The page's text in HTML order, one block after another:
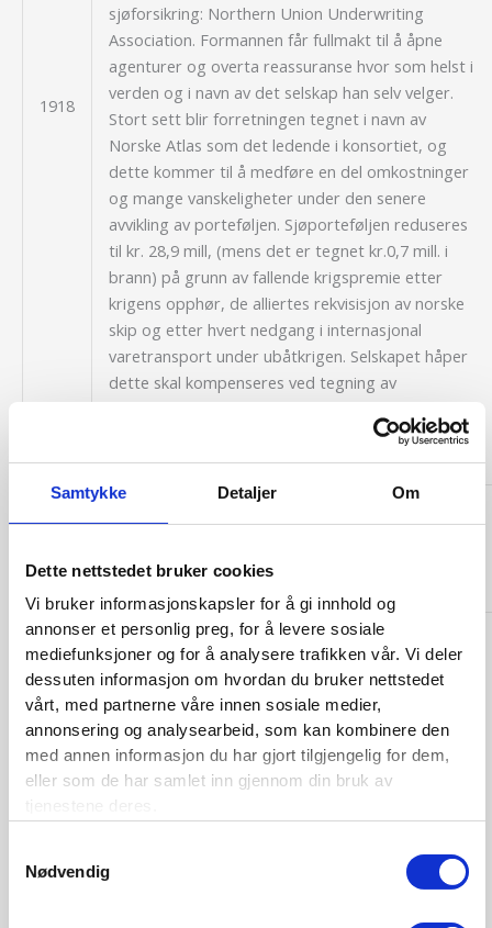
Samtykke Detaljer Om
Dette nettstedet bruker cookies
Vi bruker informasjonskapsler for å gi innhold og
annonser et personlig preg, for å levere sosiale
mediefunksjoner og for å analysere trafikken vår. Vi deler
dessuten informasjon om hvordan du bruker nettstedet
vårt, med partnerne våre innen sosiale medier,
annonsering og analysearbeid, som kan kombinere den
med annen informasjon du har gjort tilgjengelig for dem,
eller som de har samlet inn gjennom din bruk av
tjenestene deres.
Nødvendig
1918
sjøforsikring: Northern Union Underwriting
Association. Formannen får fullmakt til å åpne
agenturer og overta reassu­ranse hvor som helst i
verden og i navn av det selskap han selv velger.
Stort sett blir forretningen tegnet i navn av
Norske Atlas som det ledende i konsortiet, og
dette kommer til å medføre en del omkostninger
og mange vanskeligheter under den senere
avvikling av porteføljen. Sjøporteføljen reduseres
til kr. 28,9 mill, (mens det er tegnet kr.0,7 mill. i
brann) på grunn av fallende krigspremie etter
krigens opphør, de alliertes rekvisisjon av norske
skip og etter hvert nedgang i internasjonal
varetransport under ubåtkrigen. Selskapet håper
dette skal kompenseres ved tegning av
Premieinntekten er nede i kr. 21,4 mill.
Selskapet innskrenker sitt personale fra 59 til 45,
og avvikler en stor del av sin utenlandske
forretning. Kapitalen ansees å bli for stor for
selskapets fremtidige virksomhet. På
generalforsamlingen 26.7 blir derfor
aksjekapitalen vedtatt nedskrevet med 50 % til kr.
3 mill. ved kontant tilbakebetaling til aksjonærene
forutsatt at “upaaregnlige tap” fratrekkes slik at
uberørt. Dette viser seg å være et gunstig